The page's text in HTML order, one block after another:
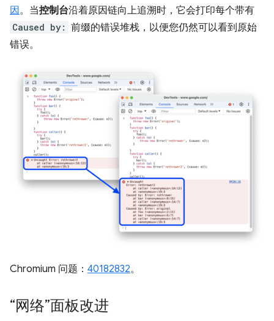
因。当控制台沿着原因链向上追溯时，它会打印每个带有
Caused by: 前缀的错误堆栈，以便您仍然可以看到原始
错误。
Chromium 问题： 40182832。
“网络”面板改进